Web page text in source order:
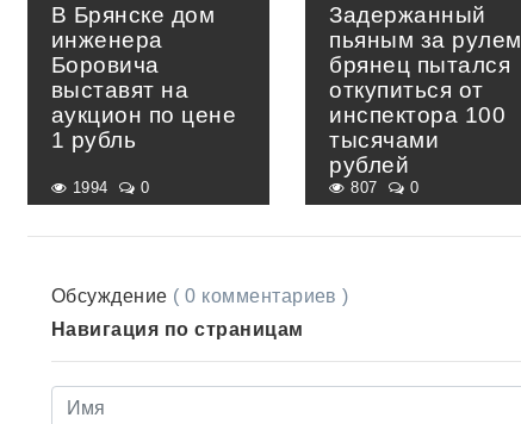
В Брянске дом
инженера
Боровича
выставят на
аукцион по цене
1 рубль
1994 0
Задержанный
пьяным за рулем
брянец пытался
откупиться от
инспектора 100
тысячами
рублей
807 0
Обсуждение ( 0 комментариев )
Навигация по страницам